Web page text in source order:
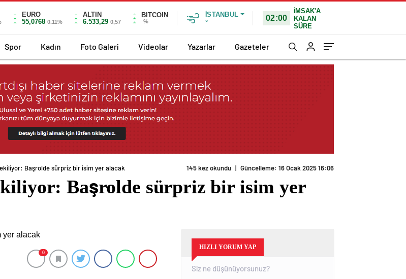
EURO
55,0768 0.11%
ALTIN
6.533,29 0,57
BITCOIN
%
İSTANBUL
°
02:00
İMSAK'A
KALAN
SÜRE
Spor Kadın Foto Galeri Videolar Yazarlar Gazeteler
Başrolde sürpriz bir isim yer alacak 145 kez okundu | Güncelleme: 16 Ocak 2025 16:06
Başrolde sürpriz bir isim yer
0
HIZLI YORUM YAP